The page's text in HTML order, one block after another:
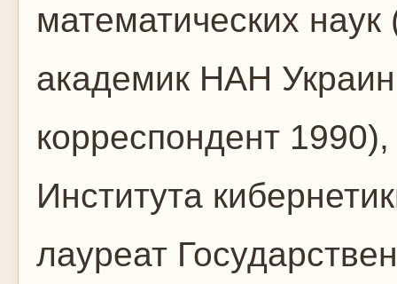
математических
академик НАН
корреспондент
Института
лауреат